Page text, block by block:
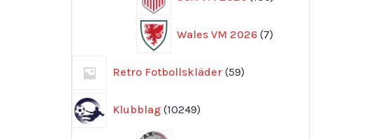
produkter
Wales VM 2026 7
produkter
Retro Fotbollskläder 59
produkter
Klubblag 10249
produkter